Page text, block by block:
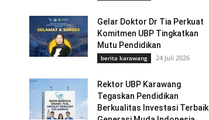
Gelar Doktor Dr Tia Perkuat
Komitmen UBP Tingkatkan
Mutu Pendidikan
berita karawang 24 Juli 2026
Rektor UBP Karawang
Tegaskan Pendidikan
Berkualitas Investasi Terbaik